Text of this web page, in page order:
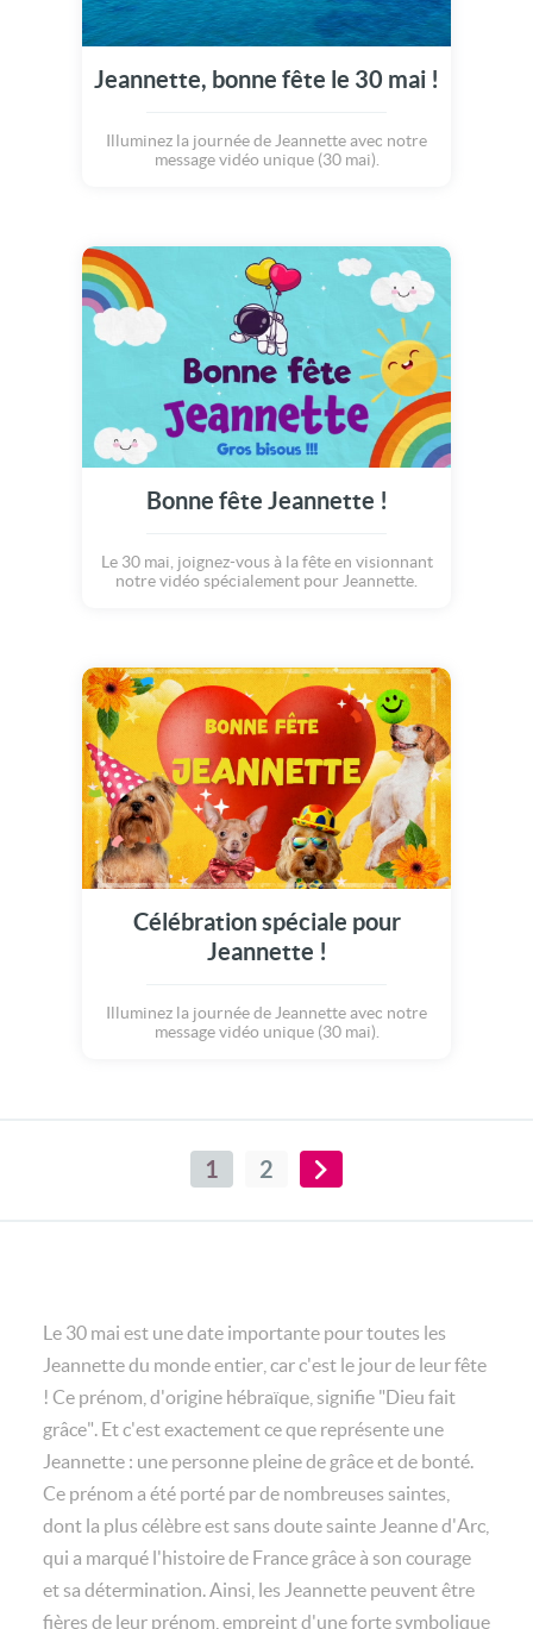
Jeannette, bonne fête le 30 mai !
Illuminez la journée de Jeannette avec notre
message vidéo unique (30 mai).
Bonne fête Jeannette !
Le 30 mai, joignez-vous à la fête en visionnant
notre vidéo spécialement pour Jeannette.
Célébration spéciale pour
Jeannette !
Illuminez la journée de Jeannette avec notre
message vidéo unique (30 mai).
1 2
Le 30 mai est une date importante pour toutes les
Jeannette du monde entier, car c'est le jour de leur fête
! Ce prénom, d'origine hébraïque, signifie "Dieu fait
grâce". Et c'est exactement ce que représente une
Jeannette : une personne pleine de grâce et de bonté.
Ce prénom a été porté par de nombreuses saintes,
dont la plus célèbre est sans doute sainte Jeanne d'Arc,
qui a marqué l'histoire de France grâce à son courage
et sa détermination. Ainsi, les Jeannette peuvent être
fières de leur prénom, empreint d'une forte symbolique